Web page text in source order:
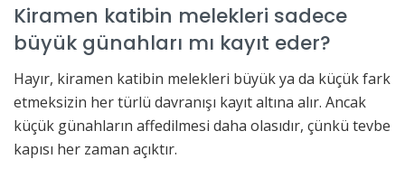
Kiramen katibin melekleri sadece
büyük günahları mı kayıt eder?
Hayır, kiramen katibin melekleri büyük ya da küçük fark
etmeksizin her türlü davranışı kayıt altına alır. Ancak
küçük günahların affedilmesi daha olasıdır, çünkü tevbe
kapısı her zaman açıktır.